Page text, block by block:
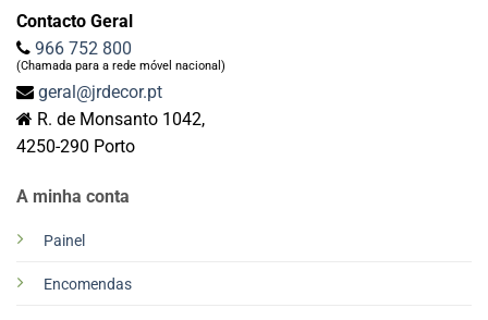
A minha conta
Painel
Encomendas
Contacto Geral
966 752 800
(Chamada para a rede móvel nacional)
geral@jrdecor.pt
R. de Monsanto 1042,
4250-290 Porto